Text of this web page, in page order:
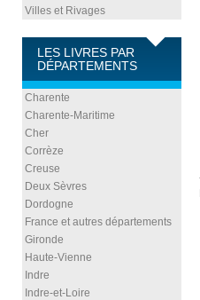
Villes et Rivages
LES LIVRES PAR
DÉPARTEMENTS
Charente
Charente-Maritime
Cher
Corrèze
Creuse
Deux Sèvres
Dordogne
France et autres départements
Gironde
Haute-Vienne
Indre
Indre-et-Loire